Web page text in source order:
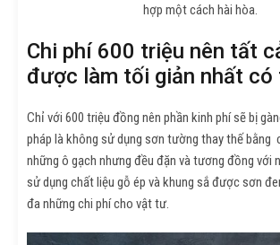
hợp một cách hài hòa.
Chi phí 600 triệu nên tất
được làm tối giản nhất có
Chỉ với 600 triệu đồng nên phần kinh phí sẽ bị
pháp là không sử dụng sơn tường thay thế bằng
những ô gạch nhưng đều đặn và tương đồng với
sử dụng chất liệu gỗ ép và khung sắ được sơn
đa những chi phí cho vật tư.